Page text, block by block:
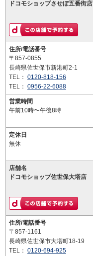
ドコモショップさせぼ五番街店
住所/電話番号
〒857-0855
長崎県佐世保市新港町2-1
TEL： 0120-818-156
TEL： 0956-22-6088
営業時間
午前10時〜午後8時
定休日
無休
店舗名
ドコモショップ佐世保大塔店
住所/電話番号
〒857-1161
長崎県佐世保市大塔町18-19
TEL： 0120-694-925